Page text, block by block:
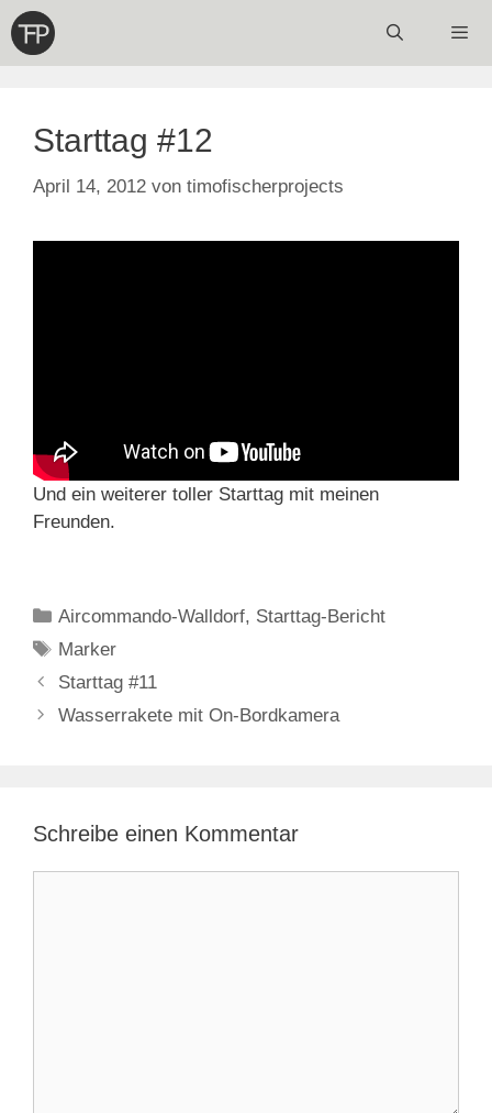
Zum
Inhalt
springen
Starttag #12
April 14, 2012 von timofischerprojects
Und ein weiterer toller Starttag mit meinen
Freunden.
Kategorien
Aircommando-Walldorf, Starttag-Bericht
Schlagwörter
Marker
Starttag #11
Wasserrakete mit On-Bordkamera
Schreibe einen Kommentar